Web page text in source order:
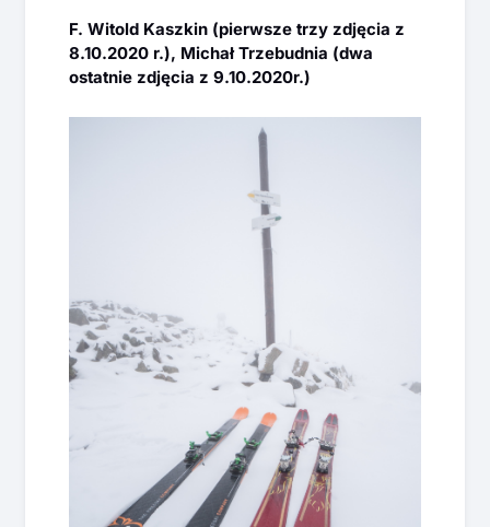
F. Witold Kaszkin (pierwsze trzy zdjęcia z
8.10.2020 r.), Michał Trzebudnia (dwa
ostatnie zdjęcia z 9.10.2020r.)